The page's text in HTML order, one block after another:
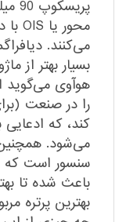
بسیار بهتر از
هوآوی می‌گوید
کند، که
می‌شود. همچنین
سنسور است که
باعث شده تا
بهترین پرتره